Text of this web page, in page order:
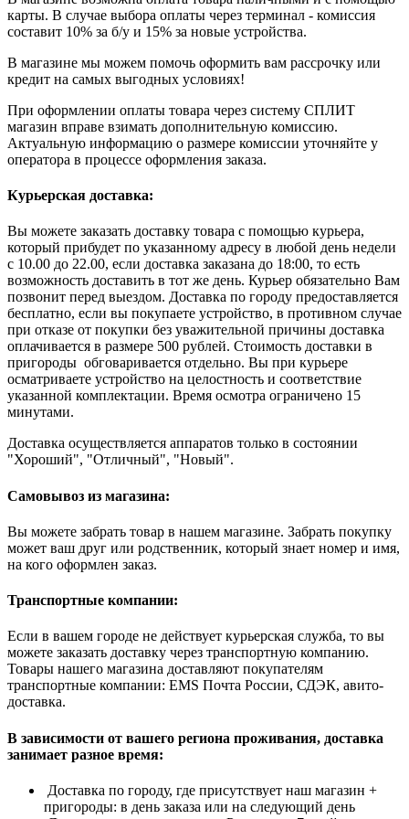
карты. В случае выбора оплаты через терминал - комиссия
составит 10% за б/у и 15% за новые устройства.
В магазине мы можем помочь оформить вам рассрочку или
кредит на самых выгодных условиях!
При оформлении оплаты товара через систему СПЛИТ
магазин вправе взимать дополнительную комиссию.
Актуальную информацию о размере комиссии уточняйте у
оператора в процессе оформления заказа.
Курьерская доставка:
Вы можете заказать доставку товара с помощью курьера,
который прибудет по указанному адресу в любой день недели
с 10.00 до 22.00, если доставка заказана до 18:00, то есть
возможность доставить в тот же день. Курьер обязательно Вам
позвонит перед выездом. Доставка по городу предоставляется
бесплатно, если вы покупаете устройство, в противном случае
при отказе от покупки без уважительной причины доставка
оплачивается в размере 500 рублей. Стоимость доставки в
пригороды обговаривается отдельно. Вы при курьере
осматриваете устройство на целостность и соответствие
указанной комплектации. Время осмотра ограничено 15
минутами.
Доставка осуществляется аппаратов только в состоянии
"Хороший", "Отличный", "Новый".
Самовывоз из магазина:
Вы можете забрать товар в нашем магазине. Забрать покупку
может ваш друг или родственник, который знает номер и имя,
на кого оформлен заказ.
Транспортные компании:
Если в вашем городе не действует курьерская служба, то вы
можете заказать доставку через транспортную компанию.
Товары нашего магазина доставляют покупателям
транспортные компании: EMS Почта России, СДЭК, авито-
доставка.
В зависимости от вашего региона проживания, доставка
занимает разное время:
Доставка по городу, где присутствует наш магазин +
пригороды: в день заказа или на следующий день